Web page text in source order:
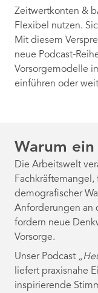
Zeitwertkonten &
Flexibel nutzen.
Mit diesem
neue Podcast-
Vorsorgemodelle
einführen oder
Warum
Die Arbeitswelt
demografischer
Anforderungen an
fordern neue
Vorsorge.
Unser Podcast
liefert praxisnahe
inspirierende